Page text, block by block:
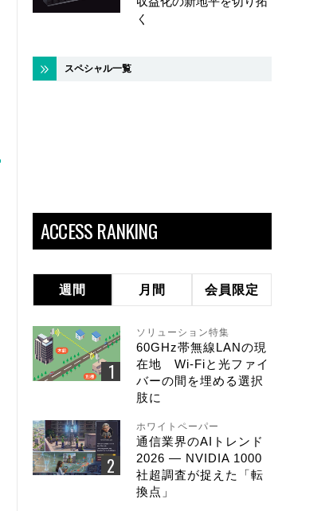
く
スペシャル一覧
ACCESS RANKING
週間 月間 会員限定
ソリューション特集
60GHz帯無線LANの現
在地 Wi-Fiと光ファイ
バーの間を埋める選択
肢に
ホワイトペーパー
通信業界のAIトレンド
2026 ― NVIDIA 1000
社超調査が捉えた「転
換点」